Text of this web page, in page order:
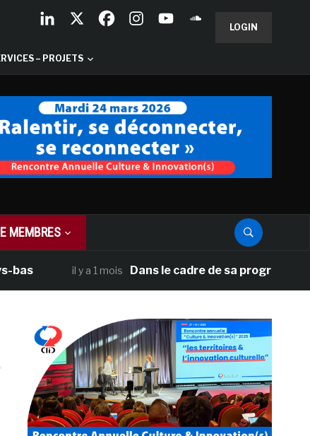
LOGIN
– PROJETS
MEMBRES
il y a 1 mois Dans le cadre de sa programmation